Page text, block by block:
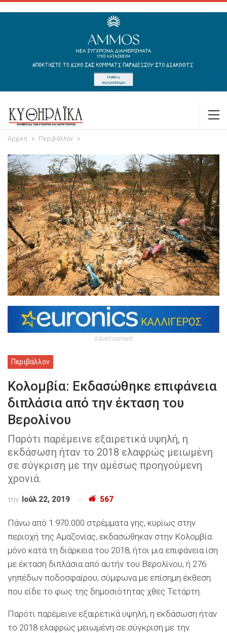
Αρχική Περιβάλλον
Advertisement
Περιβάλλον
Κολομβία: Εκδασώθηκε επιφάνεια
διπλάσια από την έκταση του
Βερολίνου
Παρότι παρέμεινε εξαιρετικά υψηλή, η
εκδάσωση ήταν το 2018 ελαφρώς μειωμένη
σε σύγκριση με την αμέσως προηγούμενη
χρονιά.
την Ιούλ 22, 2019 567
Πάνω από 1.970.000 στρέμματα γης, κυρίως στην
περιοχή της Αμαζονίας, εκδασώθηκαν στην Κολομβία
μόνο κατά τη διάρκεια του 2018, ήτοι μια επιφάνεια ίση
με έκταση διπλάσια από αυτήν του Βερολίνου, ή 276
γηπέδων ποδοσφαίρου, σύμφωνα με επίσημη έκθεση
που είδε το φως της δημοσιότητας χθες Τετάρτη.
Παρότι παρέμεινε εξαιρετικά υψηλή, η εκδάσωση ήταν
το 2018 ελαφρώς μειωμένη σε σύγκριση με την